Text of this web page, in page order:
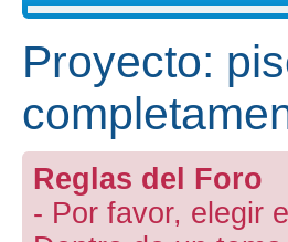
Proyecto:
Reglas del Foro
- Por favor, elegir